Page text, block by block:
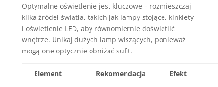
Optymalne oświetlenie jest kluczowe – rozmieszczaj
kilka źródeł światła, takich jak lampy stojące, kinkiety
i oświetlenie LED, aby równomiernie doświetlić
wnętrze. Unikaj dużych lamp wiszących, ponieważ
mogą one optycznie obniżać sufit.
Element Rekomendacja Efekt